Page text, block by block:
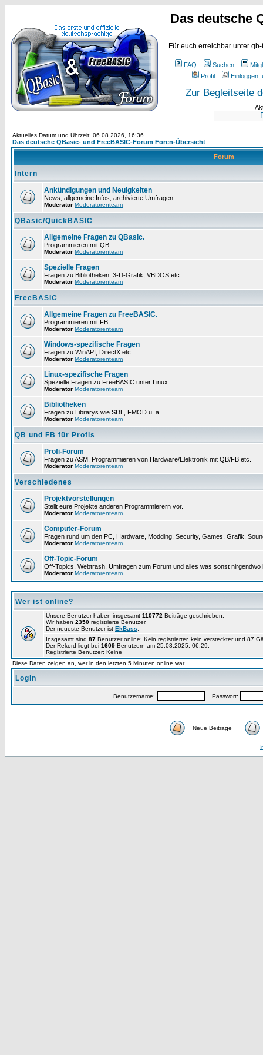
Das deutsche
Für euch erreichbar unter
FAQ Suchen
Profil
Einloggen,
Zur Begleitseite
Aktuelles Datum und Uhrzeit: 06.08.2026, 16:36
Das deutsche QBasic- und FreeBASIC-Forum Foren-Übersicht
Forum
Intern
Ankündigungen und Neuigkeiten
News, allgemeine Infos, archivierte Umfragen.
Moderator Moderatorenteam
QBasic/QuickBASIC
Allgemeine Fragen zu QBasic.
Programmieren mit QB.
Moderator Moderatorenteam
Spezielle Fragen
Fragen zu Bibliotheken, 3-D-Grafik, VBDOS etc.
Moderator Moderatorenteam
FreeBASIC
Allgemeine Fragen zu FreeBASIC.
Programmieren mit FB.
Moderator Moderatorenteam
Windows-spezifische Fragen
Fragen zu WinAPI, DirectX etc.
Moderator Moderatorenteam
Linux-spezifische Fragen
Spezielle Fragen zu FreeBASIC unter Linux.
Moderator Moderatorenteam
Bibliotheken
Fragen zu Librarys wie SDL, FMOD u. a.
Moderator Moderatorenteam
QB und FB für Profis
Profi-Forum
Fragen zu ASM, Programmieren von Hardware/Elektronik mit QB/FB etc.
Moderator Moderatorenteam
Verschiedenes
Projektvorstellungen
Stellt eure Projekte anderen Programmierern vor.
Moderator Moderatorenteam
Computer-Forum
Fragen rund um den PC, Hardware, Modding, Security, Games, Grafik,
Moderator Moderatorenteam
Off-Topic-Forum
Off-Topics, Webtrash, Umfragen zum Forum und alles was sonst nirgendwo
Moderator Moderatorenteam
Wer ist online?
Unsere Benutzer haben insgesamt 110772 Beiträge geschrieben.
Wir haben 2350 registrierte Benutzer.
Der neueste Benutzer ist EkBass
Insgesamt sind 87 Benutzer online: Kein registrierter, kein versteckter und 87
Der Rekord liegt bei 1609 Benutzern am 25.08.2025, 06:29.
Registrierte Benutzer: Keine
Diese Daten zeigen an, wer in den letzten 5 Minuten online war.
Login
Benutzername: Passwort:
Neue Beiträge